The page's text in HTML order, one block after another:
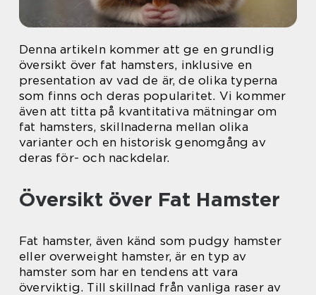
Denna artikeln kommer att ge en grundlig
översikt över fat hamsters, inklusive en
presentation av vad de är, de olika typerna
som finns och deras popularitet. Vi kommer
även att titta på kvantitativa mätningar om
fat hamsters, skillnaderna mellan olika
varianter och en historisk genomgång av
deras för- och nackdelar.
Översikt över Fat Hamster
Fat hamster, även känd som pudgy hamster
eller overweight hamster, är en typ av
hamster som har en tendens att vara
överviktig. Till skillnad från vanliga raser av